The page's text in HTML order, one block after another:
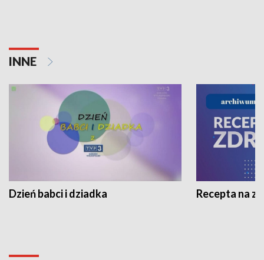
INNE
Dzień babci i dziadka Recepta na